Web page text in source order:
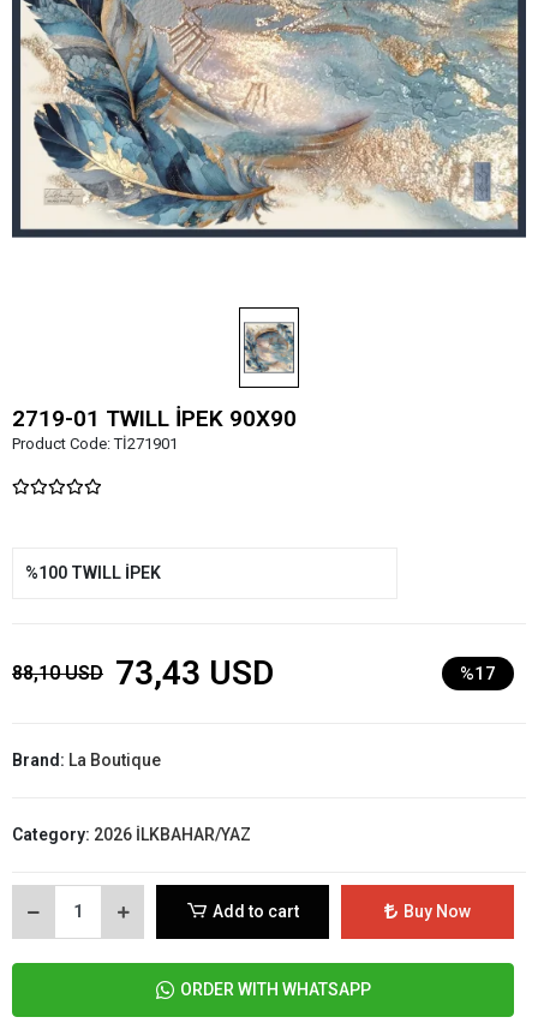
2719-01 TWILL İPEK 90X90
Product Code:Tİ271901
%100 TWILL İPEK
88,10 USD 73,43 USD %17
Brand: La Boutique
Category: 2026 İLKBAHAR/YAZ
Add to cart Buy Now
ORDER WITH WHATSAPP